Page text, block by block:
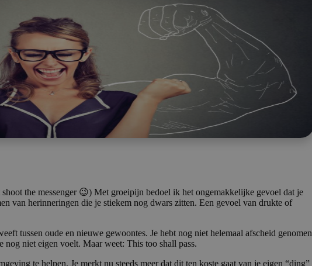
the messenger 😉) Met groeipijn bedoel ik het ongemakkelijke gevoel dat je
van herinneringen die je stiekem nog dwars zitten. Een gevoel van drukte of
tussen oude en nieuwe gewoontes. Je hebt nog niet helemaal afscheid genomen
niet eigen voelt. Maar weet: This too shall pass.
te helpen. Je merkt nu steeds meer dat dit ten koste gaat van je eigen “ding”